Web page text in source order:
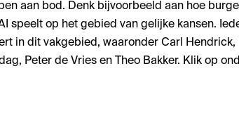
aan bod. Denk bijvoorbeeld aan hoe
speelt op het gebied van gelijke kansen.
in dit vakgebied, waaronder Carl Hendrick,
Peter de Vries en Theo Bakker. Klik op